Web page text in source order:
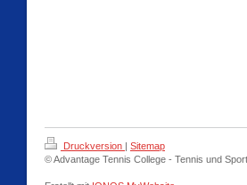
Druckversion | Sitemap
© Advantage Tennis College - Tennis und